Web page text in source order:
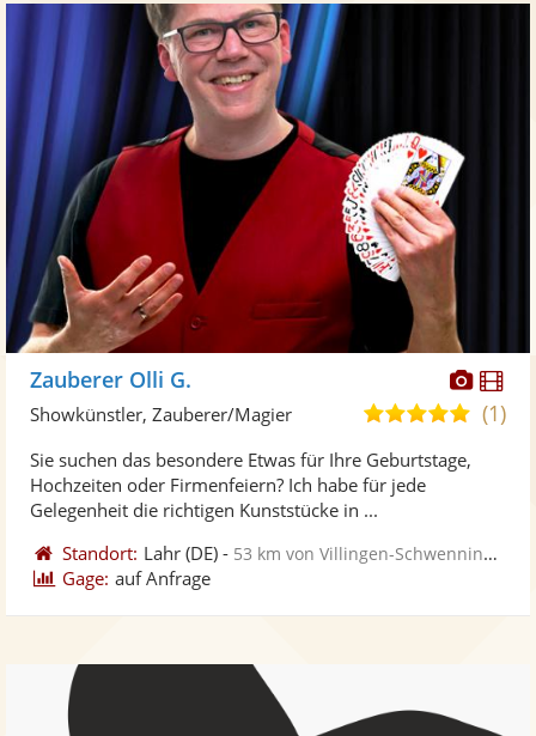
Zauberer Olli G.
5,0
5
(1)
Showkünstler, Zauberer/Magier
Sie suchen das besondere Etwas für Ihre Geburtstage,
Hochzeiten oder Firmenfeiern? Ich habe für jede
Gelegenheit die richtigen Kunststücke in ...
Standort: Lahr (DE) - 53 km von Villingen-Schwenningen
Gage: auf Anfrage